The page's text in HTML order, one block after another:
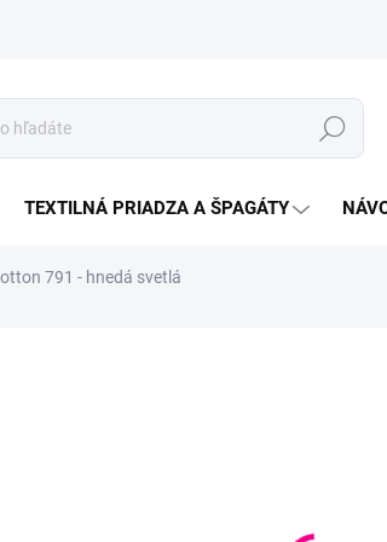
Hľadať
TEXTILNÁ PRIADZA A ŠPAGÁTY
791 - hnedá svetlá